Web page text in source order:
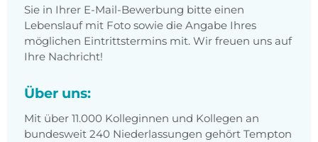
Sie in Ihrer E-Mail-Bewerbung bitte einen
Lebenslauf mit Foto sowie die Angabe Ihres
möglichen Eintrittstermins mit. Wir freuen uns auf
Ihre Nachricht!
Über uns:
Mit über 11.000 Kolleginnen und Kollegen an
bundesweit 240 Niederlassungen gehört Tempton